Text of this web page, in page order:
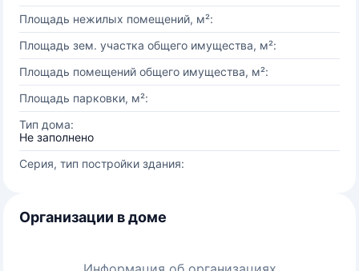
Площадь нежилых помещений, м²:
Площадь зем. участка общего имущества, м²:
Площадь помещений общего имущества, м²:
Площадь парковки, м²:
Тип дома:
Не заполнено
Серия, тип постройки здания:
Организации в доме